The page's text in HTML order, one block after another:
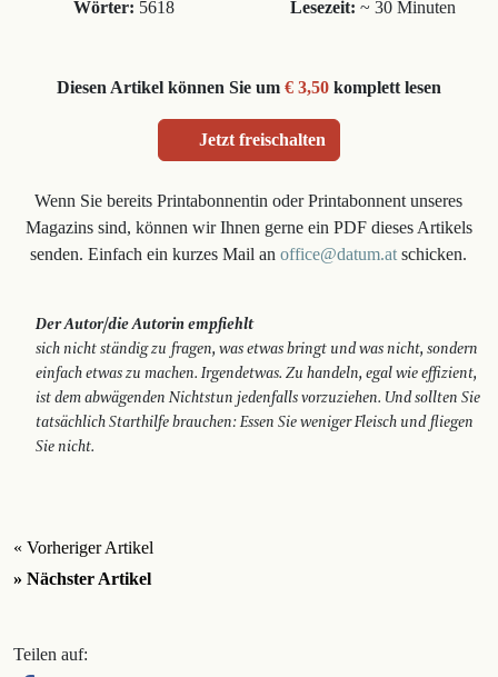
Wörter: 5618 Lesezeit: ~ 30 Minuten
Diesen Artikel können Sie um € 3,50komplett lesen
Jetzt freischalten
Wenn Sie bereits Printabonnentin oder Printabonnent unseres
Magazins sind, können wir Ihnen gerne ein PDF dieses Artikels
senden. Einfach ein kurzes Mail anoffice@datum.atschicken.
Der Autor/die Autorin empfiehlt
sich nicht ständig zu fragen, was etwas bringt und was nicht, sondern
einfach etwas zu machen. Irgendetwas. Zu handeln, egal wie effizient,
ist dem ab­wägenden Nichtstun jedenfalls vorzuziehen. Und sollten Sie
tatsächlich Starthilfe brauchen: Essen Sie weniger Fleisch und fliegen
Sie nicht.
« Vorheriger Artikel
» Nächster Artikel
Teilen auf: